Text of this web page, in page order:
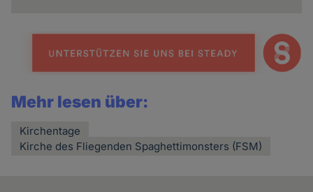
Mehr lesen über:
Kirchentage
Kirche des Fliegenden Spaghettimonsters (FSM)